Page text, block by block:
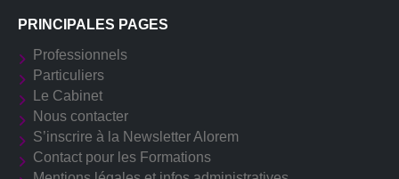
PRINCIPALES PAGES
Professionnels
Particuliers
Le Cabinet
Nous contacter
S’inscrire à la Newsletter Alorem
Contact pour les Formations